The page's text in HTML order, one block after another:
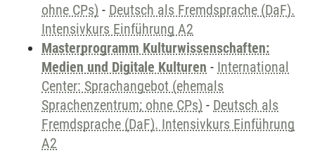
ohne CPs) - Deutsch als Fremdsprache (DaF).
Intensivkurs Einführung A2
Masterprogramm Kulturwissenschaften:
Medien und Digitale Kulturen - International
Center: Sprachangebot (ehemals
Sprachenzentrum; ohne CPs) - Deutsch als
Fremdsprache (DaF). Intensivkurs Einführung
A2